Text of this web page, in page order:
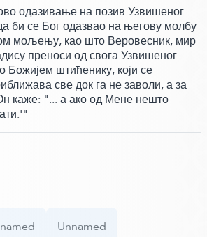
одазивање на позив Узвишеног
би се Бог одазвао на његову молбу
мољењу, као што Веровесник, мир
преноси од свога Узвишеног
Божијем штићенику, који се
све док га не заволи,а за
каже: "... а ако од Мене нешто
Unnamed